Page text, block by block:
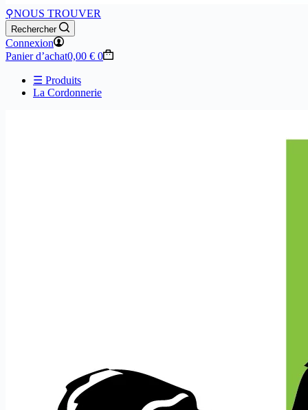
⚲NOUS TROUVER
Rechercher
Connexion
Panier d’achat0,00 € 0
☰ Produits
La Cordonnerie